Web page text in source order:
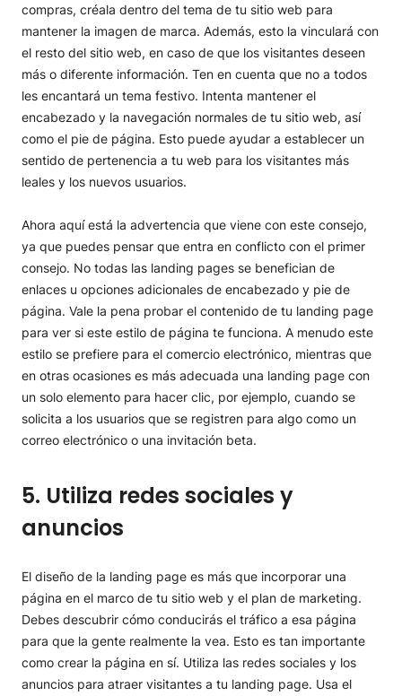
compras, créala dentro del tema de tu sitio web para
mantener la imagen de marca. Además, esto la vinculará con
el resto del sitio web, en caso de que los visitantes deseen
más o diferente información. Ten en cuenta que no a todos
les encantará un tema festivo. Intenta mantener el
encabezado y la navegación normales de tu sitio web, así
como el pie de página. Esto puede ayudar a establecer un
sentido de pertenencia a tu web para los visitantes más
leales y los nuevos usuarios.
Ahora aquí está la advertencia que viene con este consejo,
ya que puedes pensar que entra en conflicto con el primer
consejo. No todas las landing pages se benefician de
enlaces u opciones adicionales de encabezado y pie de
página. Vale la pena probar el contenido de tu landing page
para ver si este estilo de página te funciona. A menudo este
estilo se prefiere para el comercio electrónico, mientras que
en otras ocasiones es más adecuada una landing page con
un solo elemento para hacer clic, por ejemplo, cuando se
solicita a los usuarios que se registren para algo como un
correo electrónico o una invitación beta.
5. Utiliza redes sociales y
anuncios
El diseño de la landing page es más que incorporar una
página en el marco de tu sitio web y el plan de marketing.
Debes descubrir cómo conducirás el tráfico a esa página
para que la gente realmente la vea. Esto es tan importante
como crear la página en sí. Utiliza las redes sociales y los
anuncios para atraer visitantes a tu landing page. Usa el